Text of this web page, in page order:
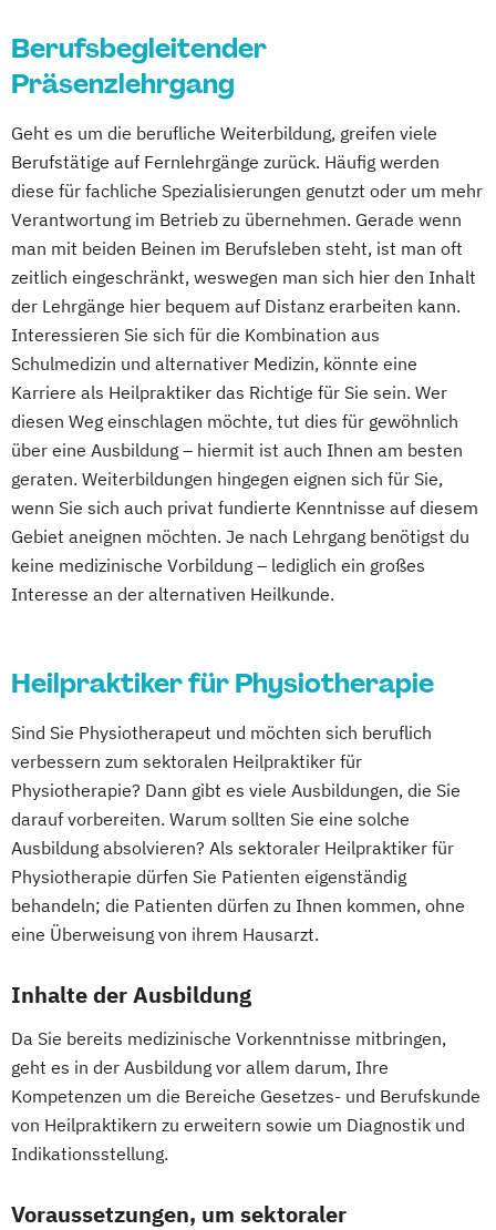
Berufsbegleitender
Präsenzlehrgang
Geht es um die berufliche Weiterbildung, greifen viele
Berufstätige auf Fernlehrgänge zurück. Häufig werden
diese für fachliche Spezialisierungen genutzt oder um mehr
Verantwortung im Betrieb zu übernehmen. Gerade wenn
man mit beiden Beinen im Berufsleben steht, ist man oft
zeitlich eingeschränkt, weswegen man sich hier den Inhalt
der Lehrgänge hier bequem auf Distanz erarbeiten kann.
Interessieren Sie sich für die Kombination aus
Schulmedizin und alternativer Medizin, könnte eine
Karriere als Heilpraktiker das Richtige für Sie sein. Wer
diesen Weg einschlagen möchte, tut dies für gewöhnlich
über eine Ausbildung – hiermit ist auch Ihnen am besten
geraten. Weiterbildungen hingegen eignen sich für Sie,
wenn Sie sich auch privat fundierte Kenntnisse auf diesem
Gebiet aneignen möchten. Je nach Lehrgang benötigst du
keine medizinische Vorbildung – lediglich ein großes
Interesse an der alternativen Heilkunde.
Heilpraktiker für Physiotherapie
Sind Sie Physiotherapeut und möchten sich beruflich
verbessern zum sektoralen Heilpraktiker für
Physiotherapie? Dann gibt es viele Ausbildungen, die Sie
darauf vorbereiten. Warum sollten Sie eine solche
Ausbildung absolvieren? Als sektoraler Heilpraktiker für
Physiotherapie dürfen Sie Patienten eigenständig
behandeln; die Patienten dürfen zu Ihnen kommen, ohne
eine Überweisung von ihrem Hausarzt.
Inhalte der Ausbildung
Da Sie bereits medizinische Vorkenntnisse mitbringen,
geht es in der Ausbildung vor allem darum, Ihre
Kompetenzen um die Bereiche Gesetzes- und Berufskunde
von Heilpraktikern zu erweitern sowie um Diagnostik und
Indikationsstellung.
Voraussetzungen, um sektoraler